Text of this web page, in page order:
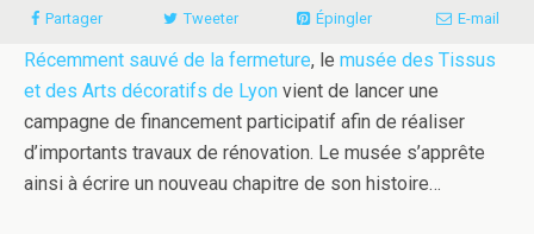
Partager Tweeter Épingler E-mail
Récemment sauvé de la fermeture, le musée des Tissus
et des Arts décoratifs de Lyon vient de lancer une
campagne de financement participatif afin de réaliser
d’importants travaux de rénovation. Le musée s’apprête
ainsi à écrire un nouveau chapitre de son histoire…